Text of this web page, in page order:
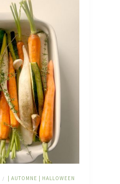
/
| AUTOMNE | HALLOWEEN